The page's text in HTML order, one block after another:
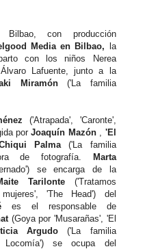
con producción
Media en Bilbao, la
con los niños Nerea
Lafuente, junto a la
Miramón('La familia
('Atrapada', 'Caronte',
porJoaquín Mazón, 'El
Palma('La familia
de fotografía.
Marta
se encarga de la
Tarilonte('Tratamos
'The Head') del
es el responsable de
(Goya por 'Musarañas', 'El
Argudo ('La familia
Locomía') se ocupa del